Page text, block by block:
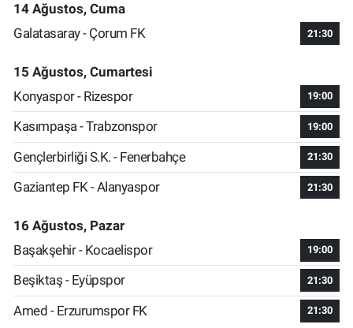
14 Ağustos, Cuma
Galatasaray - Çorum FK
21:30
15 Ağustos, Cumartesi
Konyaspor - Rizespor
19:00
Kasımpaşa - Trabzonspor 19:00
Gençlerbirliği S.K. - Fenerbahçe 21:30
Gaziantep FK - Alanyaspor 21:30
16 Ağustos, Pazar
Başakşehir - Kocaelispor
19:00
Beşiktaş - Eyüpspor 21:30
Amed - Erzurumspor FK 21:30